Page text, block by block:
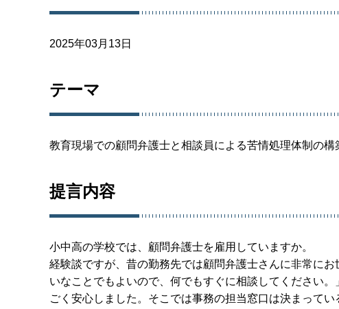
2025年03月13日
テーマ
教育現場での顧問弁護士と相談員による苦情処理体制の構
提言内容
小中高の学校では、顧問弁護士を雇用していますか。
経験談ですが、昔の勤務先では顧問弁護士さんに非常に
いなことでもよいので、何でもすぐに相談してください
ごく安心しました。そこでは事務の担当窓口は決まって